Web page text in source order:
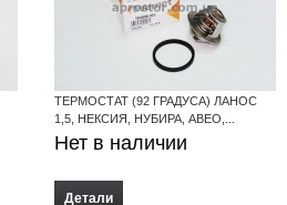
ТЕРМОСТАТ (92 ГРАДУСА) ЛАНОС
1,5, НЕКСИЯ, НУБИРА, АВЕО,...
Нет в наличии
Детали